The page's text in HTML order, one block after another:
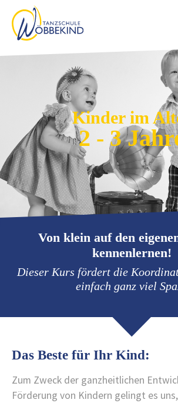
Kinder im
2 - 3
Von klein auf den
kennenlernen!
Dieser Kurs fördert die
einfach ganz viel
Das Beste für Ihr Kind:
Zum Zweck der ganzheitlichen
Förderung von Kindern gelingt es